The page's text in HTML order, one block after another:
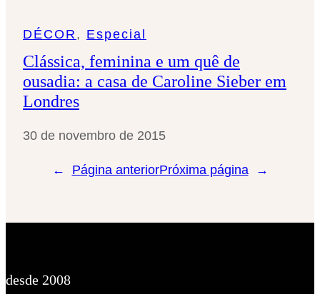
DÉCOR , Especial
Clássica, feminina e um quê de
ousadia: a casa de Caroline Sieber em
Londres
30 de novembro de 2015
← Página anteriorPróxima página →
desde 2008